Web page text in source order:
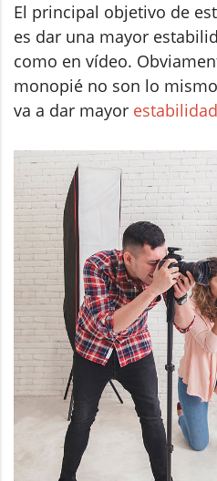
El principal objetivo de
es dar una mayor
como en vídeo.
monopié no son lo
va a dar mayor estabilidad